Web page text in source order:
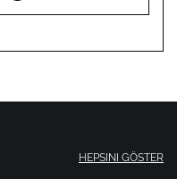
HEPSINI GÖSTER